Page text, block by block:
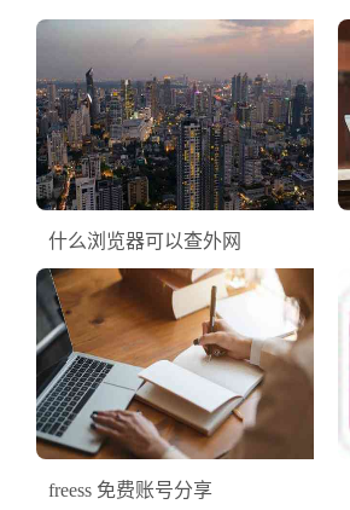
什么浏览器可以查外网
freess 免费账号分享